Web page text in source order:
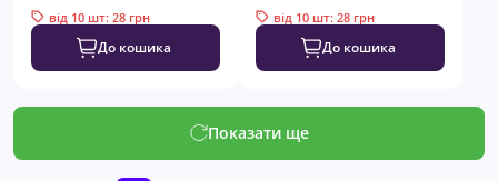
від 10 шт: 28 грн
До кошика
від 10 шт: 28 грн
До кошика
Показати ще